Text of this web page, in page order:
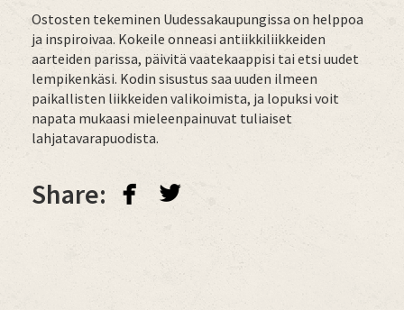
Ostosten tekeminen Uudessakaupungissa on helppoa
ja inspiroivaa. Kokeile onneasi antiikkiliikkeiden
aarteiden parissa, päivitä vaatekaappisi tai etsi uudet
lempikenkäsi. Kodin sisustus saa uuden ilmeen
paikallisten liikkeiden valikoimista, ja lopuksi voit
napata mukaasi mieleenpainuvat tuliaiset
lahjatavarapuodista.
Share: facebook twitterbird